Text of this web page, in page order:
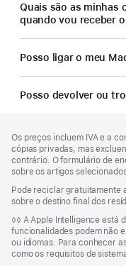
Quais são as minhas
quando vou receber
Posso ligar o meu
Posso devolver ou
de
rodapé
Os preços incluem IVA e a
cópias privadas, mas
contrário. O formulário de
sobre os artigos
Pode reciclar gratuitamente
sobre o destino final dos
Nota
de
rodapé
◊◊ A Apple Intelligence está
funcionalidades podem não
ou idiomas. Para conhecer
como os requisitos de